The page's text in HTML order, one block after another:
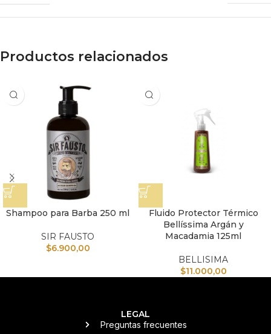
Productos relacionados
Shampoo para Barba 250 ml
SIR FAUSTO
$6.900,00
Fluido Protector Térmico
Bellíssima Argán y
Macadamia 125ml
BELLISIMA
$11.000,00
LEGAL
Preguntas frecuentes